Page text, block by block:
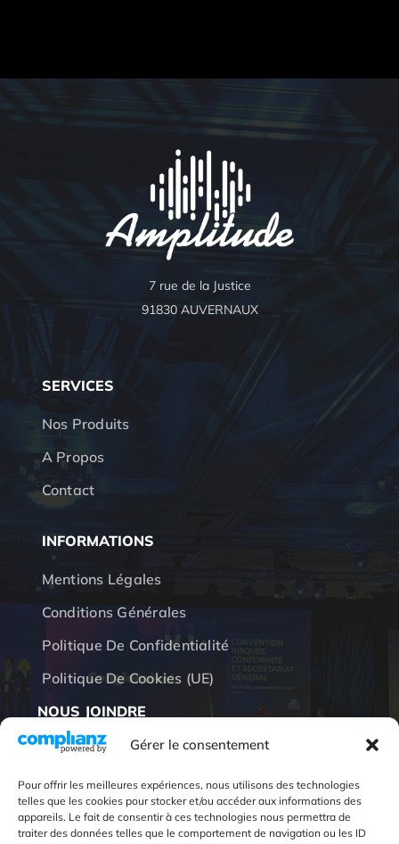
Gérer le consentement
Pour offrir les meilleures expériences, nous utilisons des technologies
telles que les cookies pour stocker et/ou accéder aux informations des
appareils. Le fait de consentir à ces technologies nous permettra de
traiter des données telles que le comportement de navigation ou les ID
7 rue de la Justice
91830 AUVERNAUX
SERVICES
Nos Produits
A Propos
Contact
INFORMATIONS
Mentions Légales
Conditions Générales
Politique De Confidentialité
Politique De Cookies (UE)
NOUS JOINDRE
(+33) 01 60 86 18 00
info@amplitude.fr